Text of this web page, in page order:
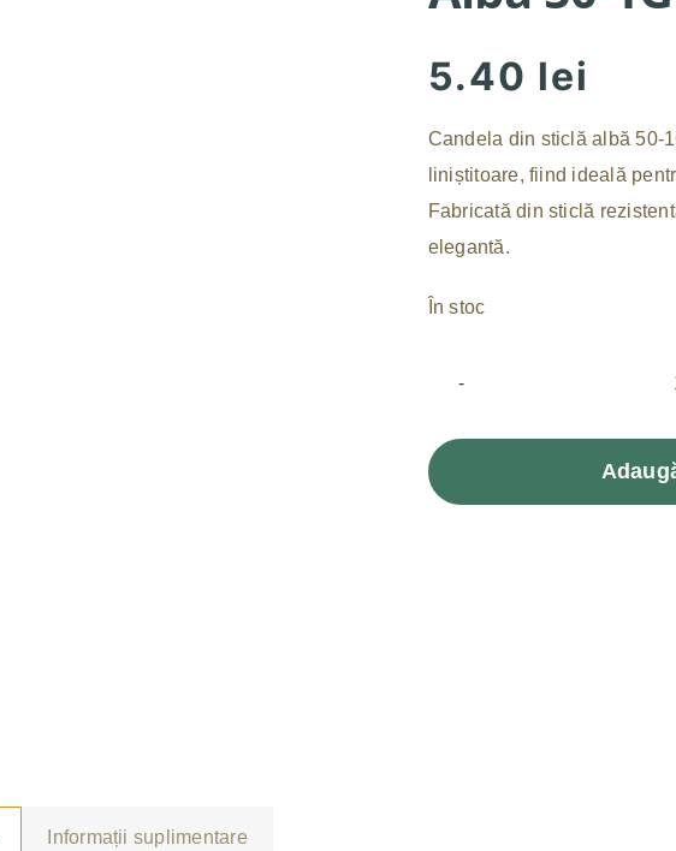
5.40 lei
Candela din sticlă albă 50-
liniștitoare, fiind ideală
Fabricată din sticlă
elegantă.
În stoc
Informații suplimentare